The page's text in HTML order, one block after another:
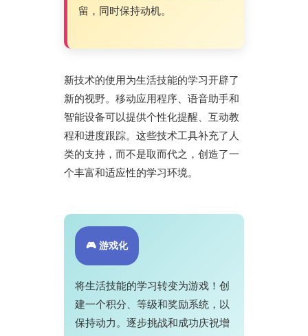
留，同时保持动机。
新技术的使用为生活技能的学习开辟了
新的视野。移动应用程序、语音助手和
智能设备可以提供个性化提醒、互动教
程和进度跟踪。这些技术工具补充了人
类的支持，而不是取而代之，创造了一
个丰富和适应性的学习环境。
🎮 游戏化
将生活技能的学习转变为游戏！创
建一个积分、等级和奖励系统，以
保持动力。逐步挑战和成功庆祝增